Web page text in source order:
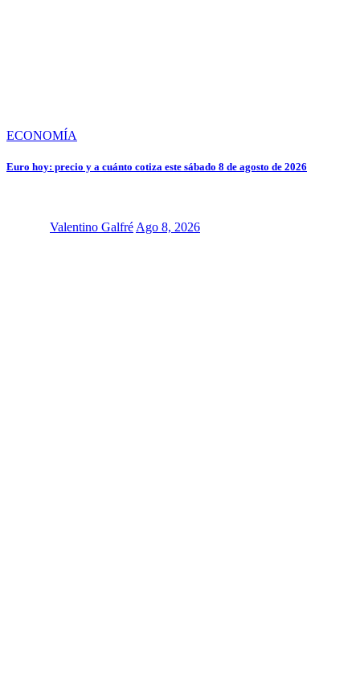
ECONOMÍA
Euro hoy: precio y a cuánto cotiza este sábado 8 de agosto de 2026
Valentino Galfré Ago 8, 2026